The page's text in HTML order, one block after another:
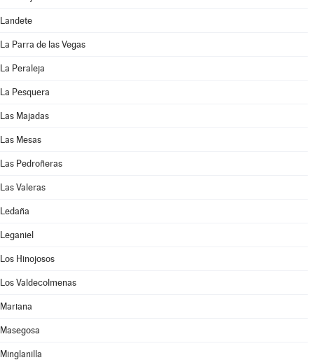
Landete
La Parra de las Vegas
La Peraleja
La Pesquera
Las Majadas
Las Mesas
Las Pedroñeras
Las Valeras
Ledaña
Leganiel
Los Hinojosos
Los Valdecolmenas
Mariana
Masegosa
Minglanilla